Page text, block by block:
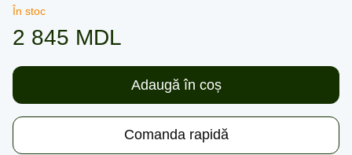
În stoc
2 845 MDL
Adaugă în coș
Comanda rapidă